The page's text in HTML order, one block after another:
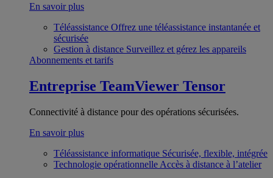
En savoir plus
Téléassistance Offrez une téléassistance instantanée et
sécurisée
Gestion à distance Surveillez et gérez les appareils
Abonnements et tarifs
Entreprise TeamViewer Tensor
Connectivité à distance pour des opérations sécurisées.
En savoir plus
Téléassistance informatique Sécurisée, flexible, intégrée
Technologie opérationnelle Accès à distance à l’atelier